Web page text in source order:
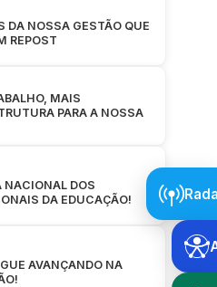
DA NOSSA GESTÃO QUE
REPOST
MAIS
PARA A NOSSA
NACIONAL DOS
DA EDUCAÇÃO!
AVANÇANDO NA